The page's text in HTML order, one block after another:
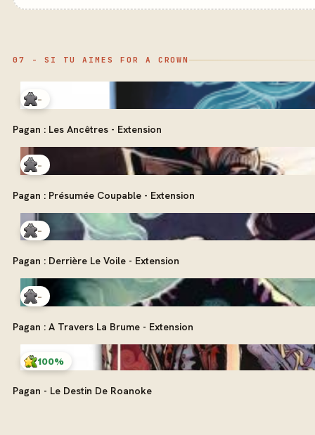
07 - SI TU AIMES FOR A CROWN
-
Pagan : Les Ancêtres - Extension
-
Pagan : Présumée Coupable - Extension
-
Pagan : Derrière Le Voile - Extension
-
Pagan : A Travers La Brume - Extension
100%
Pagan - Le Destin De Roanoke